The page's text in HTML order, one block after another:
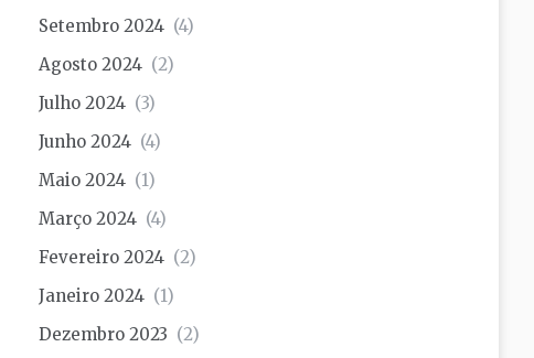
Setembro 2024 (4)
Agosto 2024 (2)
Julho 2024 (3)
Junho 2024 (4)
Maio 2024 (1)
Março 2024 (4)
Fevereiro 2024 (2)
Janeiro 2024 (1)
Dezembro 2023 (2)